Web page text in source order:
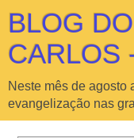
BLOG
CARLOS
Neste mês de agosto
evangelização nas